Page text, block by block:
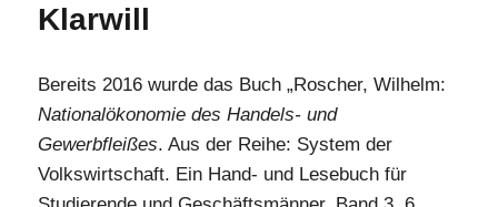
Klarwill
Bereits 2016 wurde das Buch „Roscher, Wilhelm:
Nationalökonomie des Handels- und
Gewerbfleißes. Aus der Reihe: System der
Volkswirtschaft. Ein Hand- und Lesebuch für